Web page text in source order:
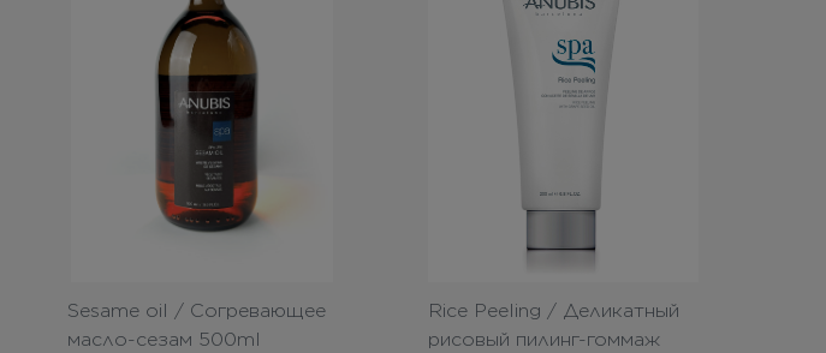
Sesame oil / Согревающее
масло-сезам 500ml
Rice Peeling / Деликатный
рисовый пилинг-гоммаж